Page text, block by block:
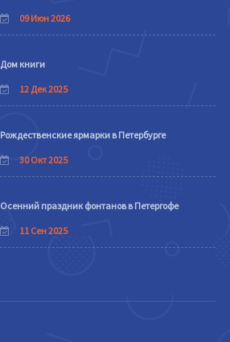
09 Июн 2026
Дом книги
12 Дек 2025
Рождественские ярмарки в Петербурге
30 Окт 2025
Осенний праздник фонтанов в Петергофе
11 Сен 2025